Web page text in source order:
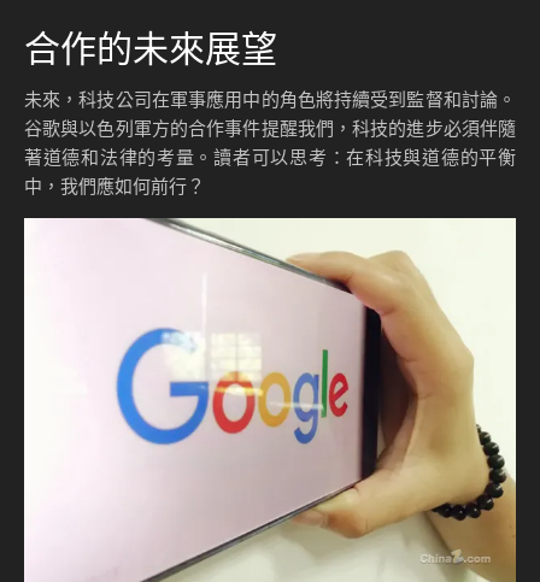
合作的未來展望
未來，科技公司在軍事應用中的角色將持續受到監督和討論。
谷歌與以色列軍方的合作事件提醒我們，科技的進步必須伴隨
著道德和法律的考量。讀者可以思考：在科技與道德的平衡
中，我們應如何前行？